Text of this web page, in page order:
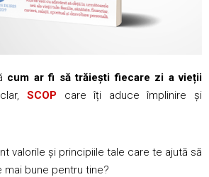
cum ar fi să trăiești fiecare zi a vieții
SCOP care îți aduce împlinire și
valorile și principiile tale care te ajută să
bune pentru tine?